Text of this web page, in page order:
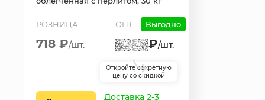
РОЗНИЦА
718 ₽/шт.
ОПТ Выгодно
₽/шт.
Откройте секретную
цену со скидкой
Доставка 2-3